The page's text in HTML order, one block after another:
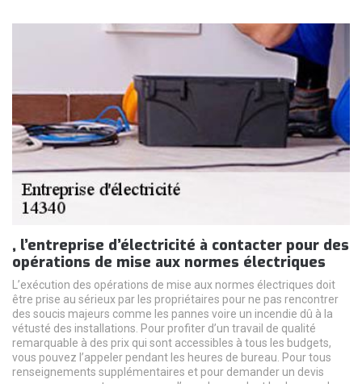
, l’entreprise d’électricité à contacter pour des
opérations de mise aux normes électriques
L’exécution des opérations de mise aux normes électriques doit
être prise au sérieux par les propriétaires pour ne pas rencontrer
des soucis majeurs comme les pannes voire un incendie dû à la
vétusté des installations. Pour profiter d’un travail de qualité
remarquable à des prix qui sont accessibles à tous les budgets,
vous pouvez l’appeler pendant les heures de bureau. Pour tous
renseignements supplémentaires et pour demander un devis